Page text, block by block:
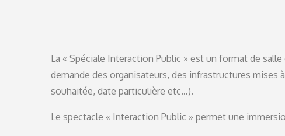
La « Spéciale Interaction Public » est un format de
demande des organisateurs, des infrastructures
souhaitée, date particulière etc…).
Le spectacle « Interaction Public » permet une